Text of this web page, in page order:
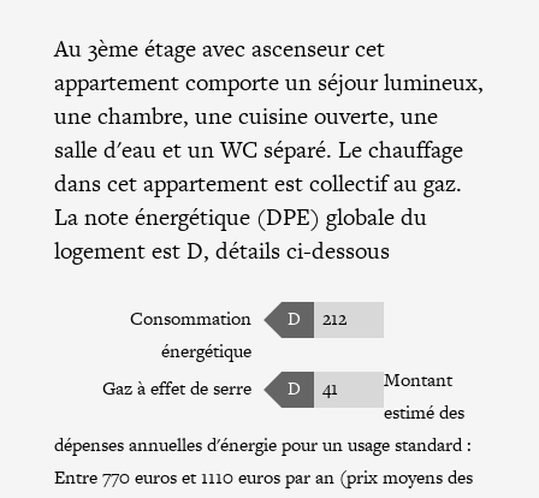
Au 3ème étage avec ascenseur cet
appartement comporte un séjour lumineux,
une chambre, une cuisine ouverte, une
salle d'eau et un WC séparé. Le chauffage
dans cet appartement est collectif au gaz.
La note énergétique (DPE) globale du
logement est D, détails ci-dessous
Consommation
énergétique
D 212
Gaz à effet de serre D 41
Montant
estimé des
dépenses annuelles d'énergie pour un usage standard :
Entre 770 euros et 1110 euros par an (prix moyens des